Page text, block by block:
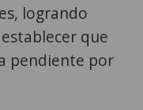
logrando
que
pendiente por